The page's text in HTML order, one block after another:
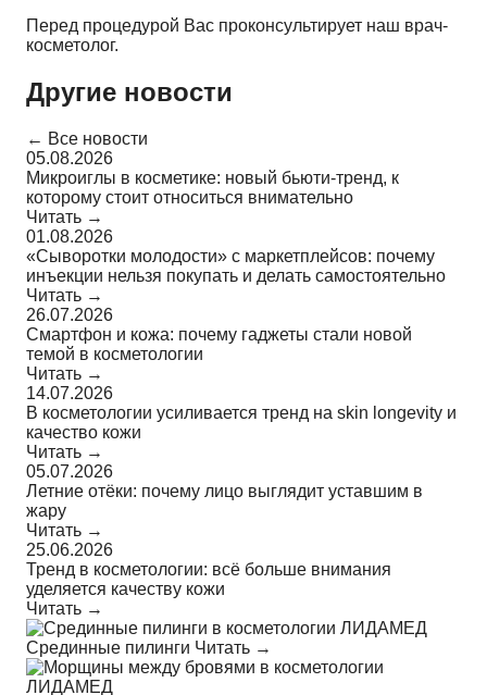
Перед процедурой Вас проконсультирует наш врач-
косметолог.
Другие новости
← Все новости
05.08.2026
Микроиглы в косметике: новый бьюти-тренд, к
которому стоит относиться внимательно
Читать →
01.08.2026
«Сыворотки молодости» с маркетплейсов: почему
инъекции нельзя покупать и делать самостоятельно
Читать →
26.07.2026
Смартфон и кожа: почему гаджеты стали новой
темой в косметологии
Читать →
14.07.2026
В косметологии усиливается тренд на skin longevity и
качество кожи
Читать →
05.07.2026
Летние отёки: почему лицо выглядит уставшим в
жару
Читать →
25.06.2026
Тренд в косметологии: всё больше внимания
уделяется качеству кожи
Читать →
Срединные пилинги Читать →